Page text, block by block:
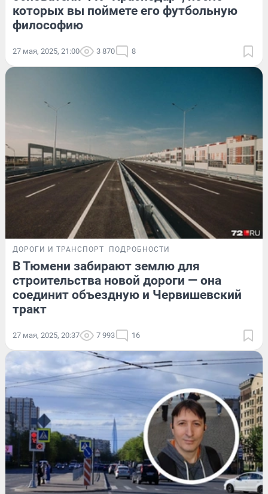
которых вы поймете его футбольную
философию
27 мая, 2025, 21:00 3 870 8
ДОРОГИ И ТРАНСПОРТ ПОДРОБНОСТИ
В Тюмени забирают землю для
строительства новой дороги — она
соединит объездную и Червишевский
тракт
27 мая, 2025, 20:37 7 993 16